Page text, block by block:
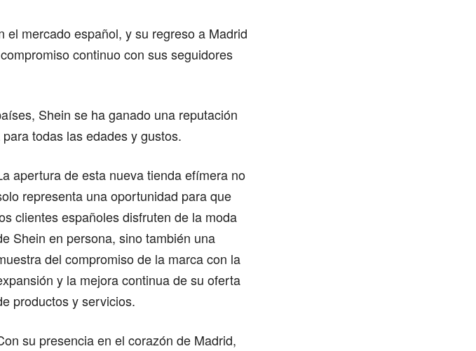
mercado español, y su regreso a Madrid
continuo con sus seguidores
Shein se ha ganado una reputación
todas las edades y gustos.
apertura de esta nueva tienda efímera no
representa una oportunidad para que
clientes españoles disfruten de la moda
Shein en persona, sino también una
del compromiso de la marca con la
y la mejora continua de su oferta
productos y servicios.
su presencia en el corazón de Madrid,